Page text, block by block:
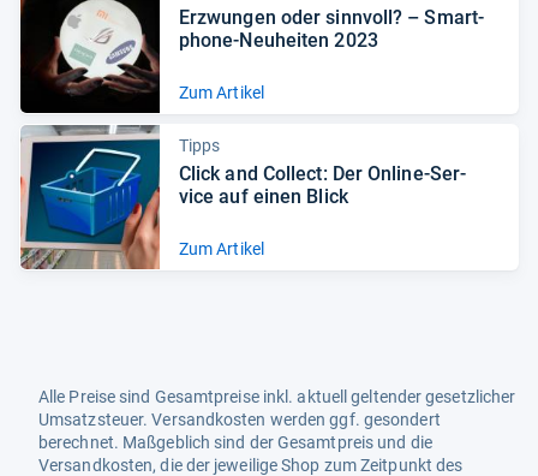
Erzwun­gen oder sinn­voll? – Smart­
phone-​Neu­hei­ten 2023
Zum Artikel
Tipps
Click and Col­lect: Der Online-​Ser­
vice auf einen Blick
Zum Artikel
Alle Preise sind Gesamtpreise inkl. aktuell geltender gesetzlicher
Umsatzsteuer. Versandkosten werden ggf. gesondert
berechnet. Maßgeblich sind der Gesamtpreis und die
Versandkosten, die der jeweilige Shop zum Zeitpunkt des